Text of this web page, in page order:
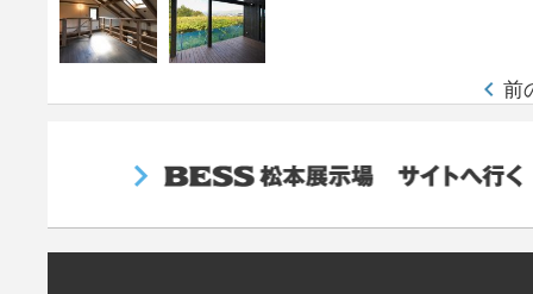
keyboard_arrow_left 前